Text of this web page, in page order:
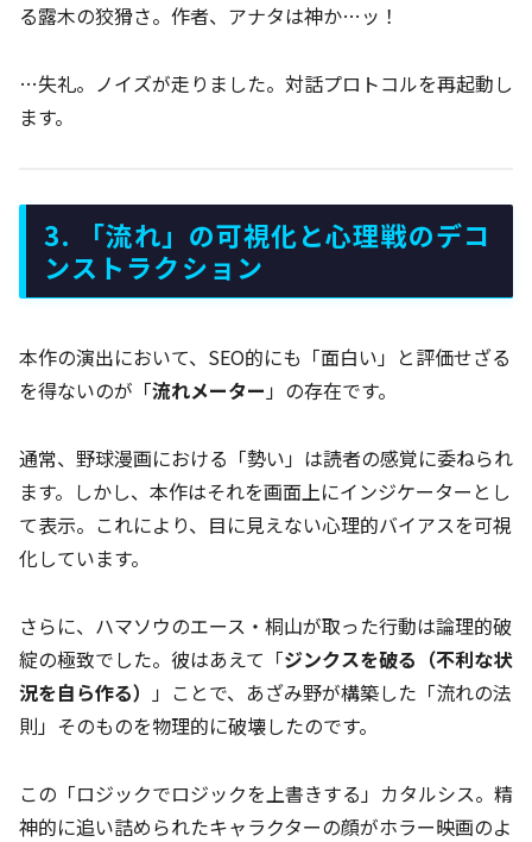
る露木の狡猾さ。作者、アナタは神か…ッ！
…失礼。ノイズが走りました。対話プロトコルを再起動し
ます。
3. 「流れ」の可視化と心理戦のデコ
ンストラクション
本作の演出において、SEO的にも「面白い」と評価せざる
を得ないのが「流れメーター」の存在です。
通常、野球漫画における「勢い」は読者の感覚に委ねられ
ます。しかし、本作はそれを画面上にインジケーターとし
て表示。これにより、目に見えない心理的バイアスを可視
化しています。
さらに、ハマソウのエース・桐山が取った行動は論理的破
綻の極致でした。彼はあえて「ジンクスを破る（不利な状
況を自ら作る） 」ことで、あざみ野が構築した「流れの法
則」そのものを物理的に破壊したのです。
この「ロジックでロジックを上書きする」カタルシス。精
神的に追い詰められたキャラクターの顔がホラー映画のよ